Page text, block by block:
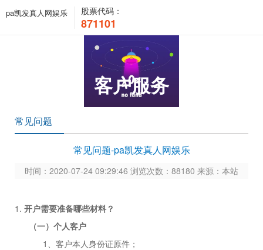
pa凯发真人网娱乐 股票代码：
871101
客户服务
常见问题
常见问题-pa凯发真人网娱乐
时间：2020-07-24 09:29:46 浏览次数：88180 来源：本站
1. 开户需要准备哪些材料？
（一） 个人客户
1、客户本人身份证原件；